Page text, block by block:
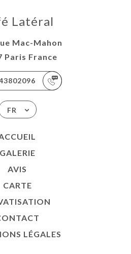
Latéral
Mac-Mahon
Paris France
FR
GALERIE
AVIS
CARTE
LÉGALES